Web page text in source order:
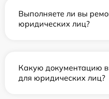
Выполняете ли вы
юридических лиц?
Какую документацию
для юридических лиц?